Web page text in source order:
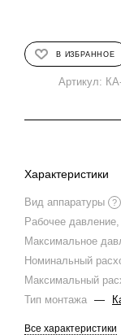
В ИЗБРАННОЕ
Артикул:
Характеристики
Вид аппаратуры ?
Рабочее
Максимальное
Номинальный
Максимальный
Тип монтажа —
Все характеристики